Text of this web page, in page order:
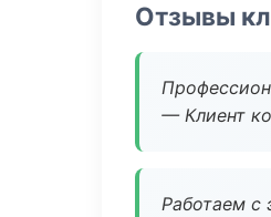
Отзывы
— Клиент
Работаем с